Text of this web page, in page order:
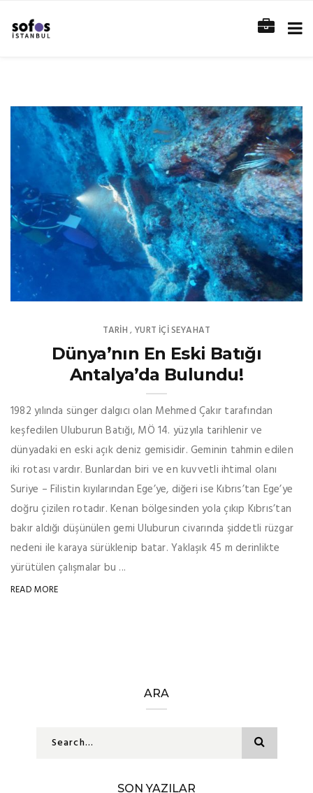
TARİH , YURT İÇİ SEYAHAT
Dünya’nın En Eski Batığı
Antalya’da Bulundu!
1982 yılında sünger dalgıcı olan Mehmed Çakır tarafından
keşfedilen Uluburun Batığı, MÖ 14. yüzyıla tarihlenir ve
dünyadaki en eski açık deniz gemisidir. Geminin tahmin edilen
iki rotası vardır. Bunlardan biri ve en kuvvetli ihtimal olanı
Suriye – Filistin kıyılarından Ege’ye, diğeri ise Kıbrıs’tan Ege’ye
doğru çizilen rotadır. Kenan bölgesinden yola çıkıp Kıbrıs’tan
bakır aldığı düşünülen gemi Uluburun civarında şiddetli rüzgar
nedeni ile karaya sürüklenip batar. Yaklaşık 45 m derinlikte
yürütülen çalışmalar bu ...
READ MORE
ARA
SON YAZILAR